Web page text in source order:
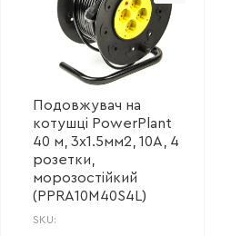
Подовжувач на
котушці PowerPlant
40 м, 3x1.5мм2, 10А, 4
розетки,
морозостійкий
(PPRA10M40S4L)
SKU: